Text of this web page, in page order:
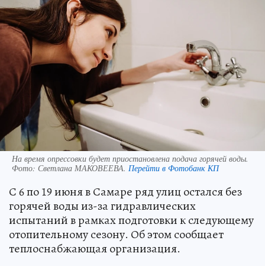
На время опрессовки будет приостановлена подача горячей воды.
Фото: Светлана МАКОВЕЕВА. Перейти в Фотобанк КП
С 6 по 19 июня в Самаре ряд улиц остался без
горячей воды из-за гидравлических
испытаний в рамках подготовки к следующему
отопительному сезону. Об этом сообщает
теплоснабжающая организация.